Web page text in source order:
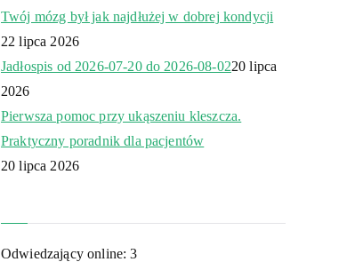
Twój mózg był jak najdłużej w dobrej kondycji
22 lipca 2026
Jadłospis od 2026-07-20 do 2026-08-0220 lipca
2026
Pierwsza pomoc przy ukąszeniu kleszcza.
Praktyczny poradnik dla pacjentów
20 lipca 2026
Odwiedzający online:3